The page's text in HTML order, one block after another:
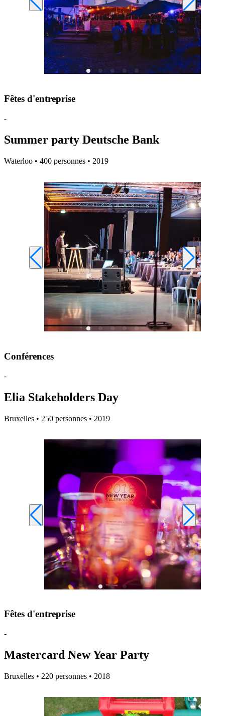
Fêtes d'entreprise
-
Summer party Deutsche Bank
Waterloo • 400 personnes • 2019
Conférences
-
Elia Stakeholders Day
Bruxelles • 250 personnes • 2019
Fêtes d'entreprise
-
Mastercard New Year Party
Bruxelles • 220 personnes • 2018